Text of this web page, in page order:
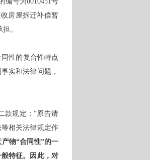
房屋拆迁补偿暂
。
性的复合性特点
实和法律问题，
款规定：“原告请
相关法律规定作
物“合同性”的一
特征。因此，对